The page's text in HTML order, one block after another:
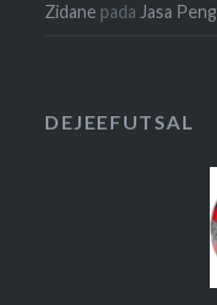
Zidane pada Jasa
DEJEEFUTSAL